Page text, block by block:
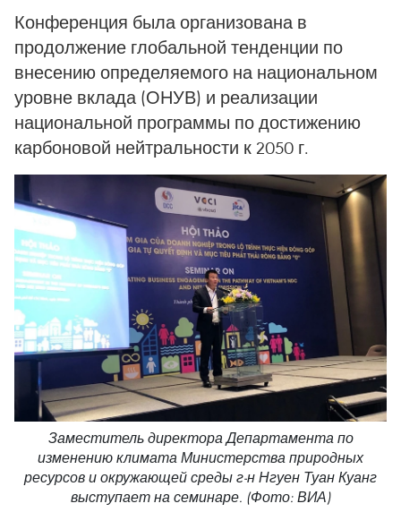
Конференция была организована в
продолжение глобальной тенденции по
внесению определяемого на национальном
уровне вклада (ОНУВ) и реализации
национальной программы по достижению
карбоновой нейтральности к 2050 г.
Заместитель директора Департамента по
изменению климата Министерства природных
ресурсов и окружающей среды г-н Нгуен Туан Куанг
выступает на семинаре. (Фото: ВИА)